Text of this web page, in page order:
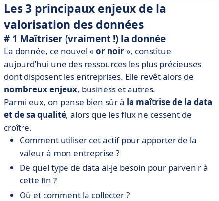
Les 3 principaux enjeux de la
valorisation des données
# 1 Maîtriser (vraiment !) la donnée
La donnée, ce nouvel « or noir», constitue
aujourd’hui une des ressources les plus précieuses
dont disposent les entreprises. Elle revêt alors de
nombreux enjeux, business et autres.
Parmi eux, on pense bien sûr à la maîtrise de la data
et de sa qualité, alors que les flux ne cessent de
croître.
Comment utiliser cet actif pour apporter de la
valeur à mon entreprise ?
De quel type de data ai-je besoin pour parvenir à
cette fin ?
Où et comment la collecter ?